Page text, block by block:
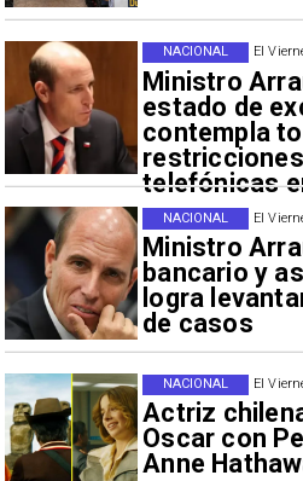
El
Ministro
estado de
contempla
telefónicas
NACIONAL
El
Ministro
bancario y
logra
de casos
NACIONAL
El
Actriz
Oscar con
Anne
NACIONAL